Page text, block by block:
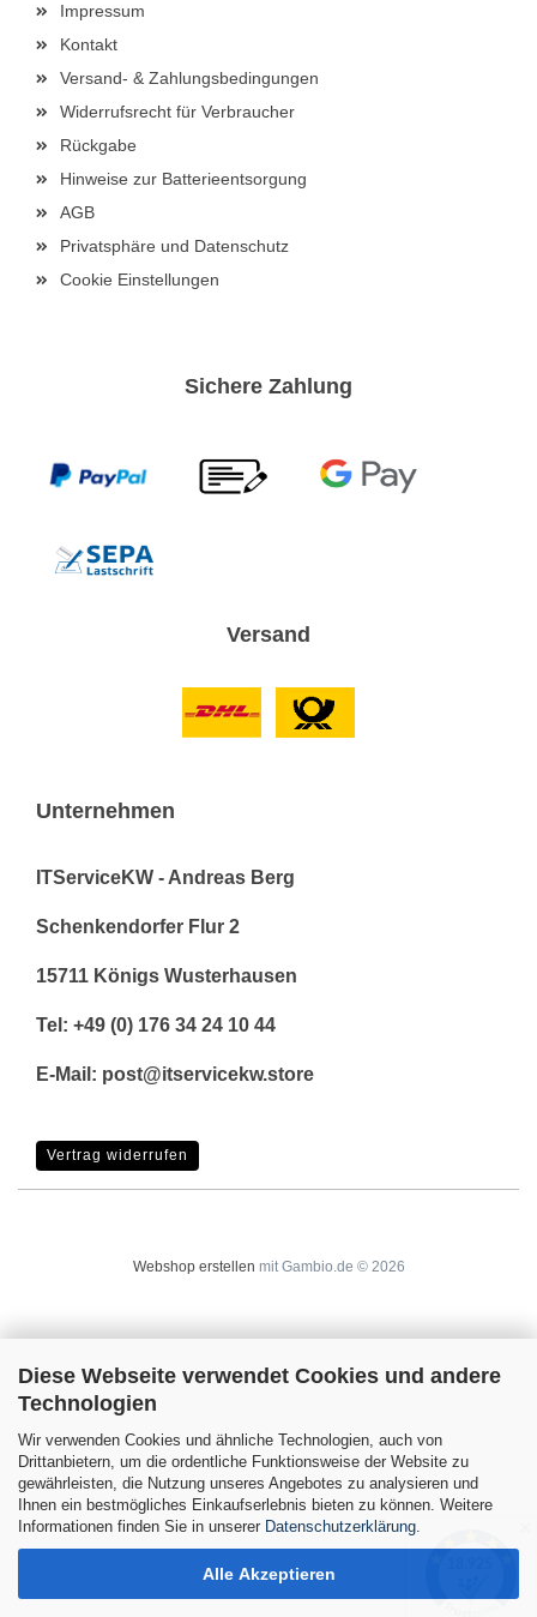
Diese Webseite verwendet Cookies und andere
Technologien
Wir verwenden Cookies und ähnliche Technologien, auch von
Drittanbietern, um die ordentliche Funktionsweise der Website zu
gewährleisten, die Nutzung unseres Angebotes zu analysieren und
Ihnen ein bestmögliches Einkaufserlebnis bieten zu können. Weitere
Informationen finden Sie in unserer Datenschutzerklärung
Alle Akzeptieren
Impressum
Kontakt
Versand- & Zahlungsbedingungen
Widerrufsrecht für Verbraucher
Rückgabe
Hinweise zur Batterieentsorgung
AGB
Privatsphäre und Datenschutz
Cookie Einstellungen
Sichere Zahlung
Versand
Unternehmen
ITServiceKW - Andreas Berg
Schenkendorfer Flur 2
15711 Königs Wusterhausen
Tel: +49 (0) 176 34 24 10 44
E-Mail: post@itservicekw.store
Vertrag widerrufen
Webshop erstellen mit Gambio.de © 2026